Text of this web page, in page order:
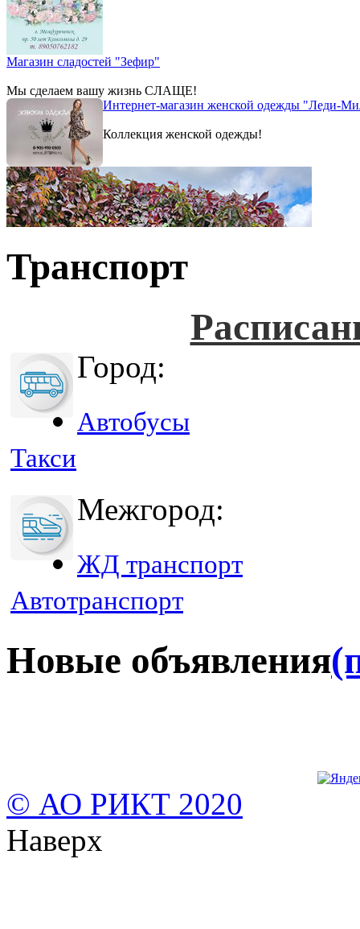
Магазин сладостей "Зефир"
Мы сделаем вашу жизнь СЛАЩЕ!
Интернет-магазин женской одежды "Леди-
Коллекция женской одежды!
Транспорт
Город:
Автобусы
Такси
Межгород:
ЖД транспорт
Автотранспорт
Новые объявления
© АО РИКТ 2020
Наверх